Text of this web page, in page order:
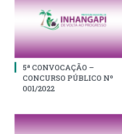
5ª CONVOCAÇÃO –
CONCURSO PÚBLICO Nº
001/2022